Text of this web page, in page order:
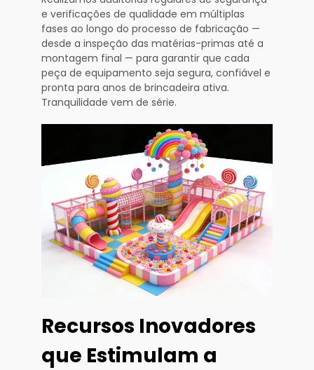
e verificações de qualidade em múltiplas
fases ao longo do processo de fabricação —
desde a inspeção das matérias-primas até a
montagem final — para garantir que cada
peça de equipamento seja segura, confiável e
pronta para anos de brincadeira ativa.
Tranquilidade vem de série.
Recursos Inovadores
que Estimulam a